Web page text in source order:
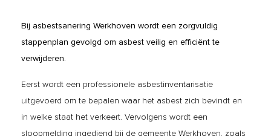
Bij asbestsanering Werkhoven wordt een zorgvuldig
stappenplan gevolgd om asbest veilig en efficiënt te
verwijderen.
Eerst wordt een professionele asbestinventarisatie
uitgevoerd om te bepalen waar het asbest zich bevindt en
in welke staat het verkeert. Vervolgens wordt een
sloopmelding ingediend bij de gemeente Werkhoven, zoals